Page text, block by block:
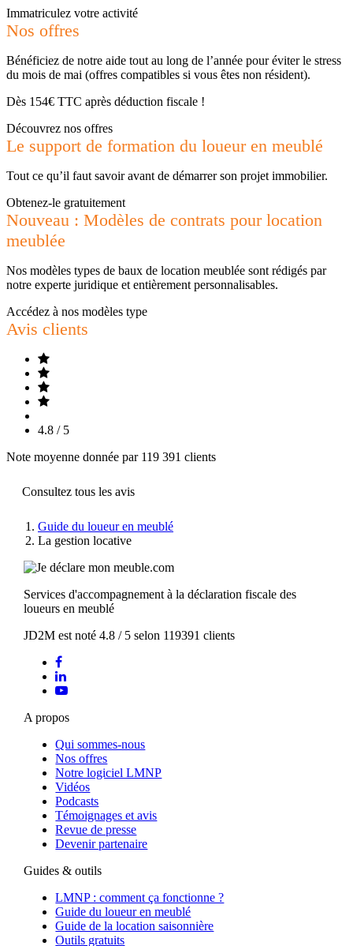
Immatriculez votre activité
Nos offres
Bénéficiez de notre aide tout au long de l’année pour éviter le stress
du mois de mai (offres compatibles si vous êtes non résident).
Dès 154€ TTC après déduction fiscale !
Découvrez nos offres
Le support de formation du loueur en meublé
Tout ce qu’il faut savoir avant de démarrer son projet immobilier.
Obtenez-le gratuitement
Nouveau : Modèles de contrats pour location
meublée
Nos modèles types de baux de location meublée sont rédigés par
notre experte juridique et entièrement personnalisables.
Accédez à nos modèles type
Avis clients
4.8 / 5
Note moyenne donnée par 119 391 clients
Consultez tous les avis
Guide du loueur en meublé
La gestion locative
Services d'accompagnement à la déclaration fiscale des
loueurs en meublé
JD2M est noté4.8 / 5 selon 119391 clients
A propos
Qui sommes-nous
Nos offres
Notre logiciel LMNP
Vidéos
Podcasts
Témoignages et avis
Revue de presse
Devenir partenaire
Guides & outils
LMNP : comment ça fonctionne ?
Guide du loueur en meublé
Guide de la location saisonnière
Outils gratuits